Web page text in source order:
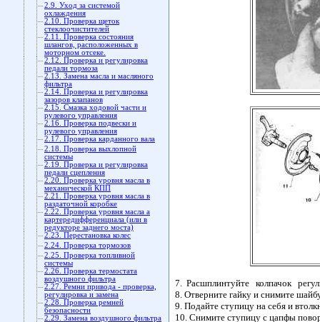
2.9. Уход за системой
охлаждения
2.10. Проверка щеток
стеклоочистителей
2.11. Проверка состояния
шлангов, расположенных в
моторном отсеке.
2.12. Проверка и регулировка
педали тормоза
2.13. Замена масла и масляного
фильтра
2.14. Проверка и регулировка
зазоров клапанов
2.15. Смазка ходовой части и
рулевого управления
2.16. Проверка подвески и
рулевого управления
2.17. Проверка карданного вала
2.18. Проверка выхлопной
системы
2.19. Проверка и регулировка
педали сцепления
2.20. Проверка уровня масла в
механической КПП
2.21. Проверка уровня масла в
раздаточной коробке
2.22. Проверка уровня масла а
картередифференциала (или в
редукторе заднего моста)
2.23. Перестановка колес
2.24. Проверка тормозов
2.25. Проверка топливной
системы
2.26. Проверка термостата
воздушного фильтра
2.27. Ремни привода - проверка,
регулировка и замена
2.28. Проверка ремней
безопасности
2.29. Замена воздушного фильтра
7. Расшплинтуйте колпачок
8. Отверните гайку и снимите
9. Подайте ступицу на себя и
10. Снимите ступицу с цапфы